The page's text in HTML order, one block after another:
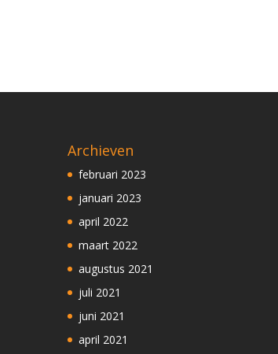
Archieven
februari 2023
januari 2023
april 2022
maart 2022
augustus 2021
juli 2021
juni 2021
april 2021